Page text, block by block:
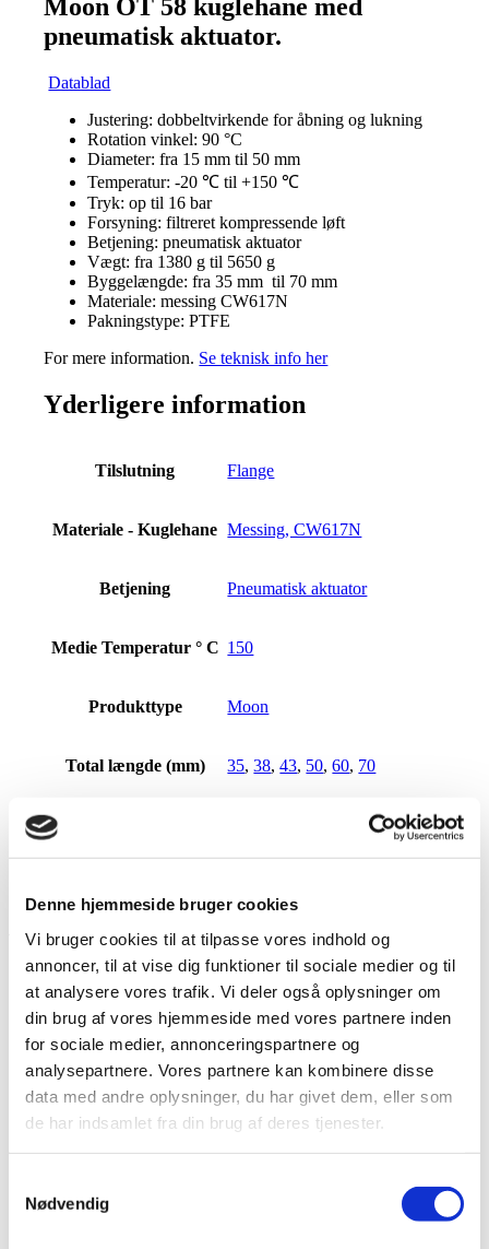
Denne hjemmeside bruger cookies
Vi bruger cookies til at tilpasse vores indhold og
annoncer, til at vise dig funktioner til sociale medier og til
at analysere vores trafik. Vi deler også oplysninger om
din brug af vores hjemmeside med vores partnere inden
for sociale medier, annonceringspartnere og
analysepartnere. Vores partnere kan kombinere disse
data med andre oplysninger, du har givet dem, eller som
de har indsamlet fra din brug af deres tjenester.
Nødvendig
Moon OT 58 kuglehane med
pneumatisk aktuator.
Datablad
Justering: dobbeltvirkende for åbning og lukning
Rotation vinkel: 90 °C
Diameter: fra 15 mm til 50 mm
Temperatur: -20 ℃ til +150 ℃
Tryk: op til 16 bar
Forsyning: filtreret kompressende løft
Betjening: pneumatisk aktuator
Vægt: fra 1380 g til 5650 g
Byggelængde: fra 35 mm til 70 mm
Materiale: messing CW617N
Pakningstype: PTFE
For mere information. Se teknisk info her
Yderligere information
Tilslutning Flange
Materiale - Kuglehane Messing, CW617N
Betjening Pneumatisk aktuator
Medie Temperatur ° C 150
Produkttype Moon
Total længde (mm) 35,38,43, 50,60, 70
25 mm,32
Tryk, bar 16
Relaterede varer